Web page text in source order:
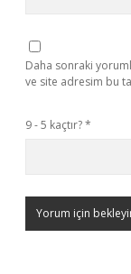
Daha sonraki
ve site adresim bu
9 - 5 kaçtır?*